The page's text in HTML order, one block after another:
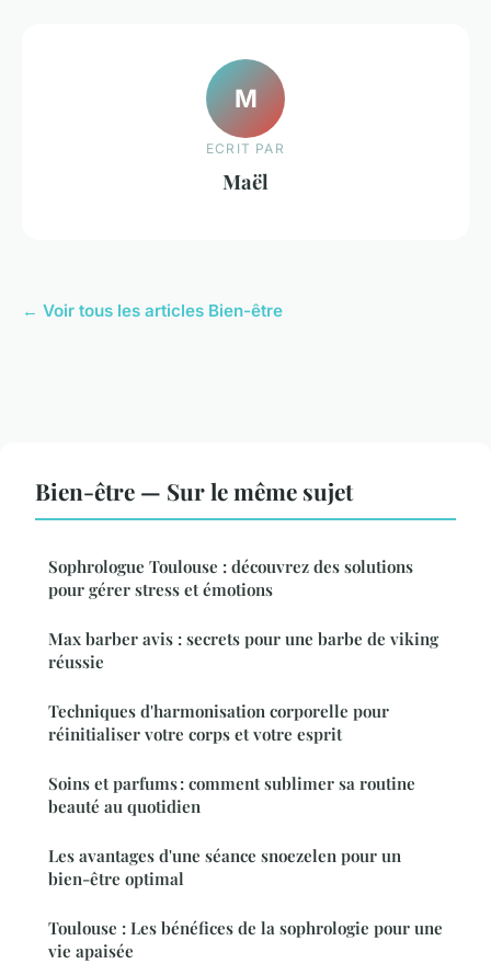
M
ECRIT PAR
Maël
← Voir tous les articles Bien-être
Bien-être — Sur le même sujet
Sophrologue Toulouse : découvrez des solutions
pour gérer stress et émotions
Max barber avis : secrets pour une barbe de viking
réussie
Techniques d'harmonisation corporelle pour
réinitialiser votre corps et votre esprit
Soins et parfums : comment sublimer sa routine
beauté au quotidien
Les avantages d'une séance snoezelen pour un
bien-être optimal
Toulouse : Les bénéfices de la sophrologie pour une
vie apaisée